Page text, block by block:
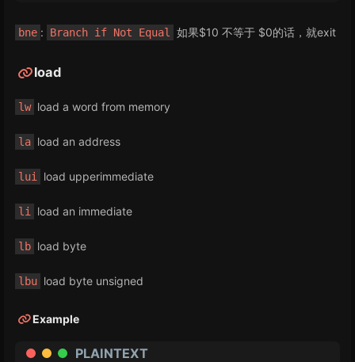
bne : Branch if Not Equal 如果$10 不等于 $0的话，就exit
load
lw load a word from memory
la load an address
lui load upperimmediate
li load an immediate
lb load byte
lbu load byte unsigned
Example
PLAINTEXT